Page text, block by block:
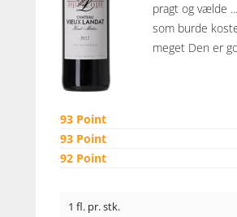
pragt og vælde
som burde
meget Den er
93 Point
93 Point
92 Point
1 fl. pr. stk.